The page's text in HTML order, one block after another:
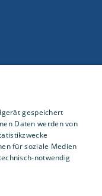
gespeichert
Daten werden von
für soziale Medien
notwendig